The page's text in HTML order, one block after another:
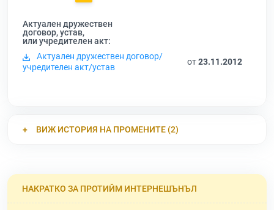
Актуален дружествен
договор, устав,
или учредителен акт:
Актуален дружествен договор/
учредителен акт/устав
от23.11.2012
ВИЖ ИСТОРИЯ НА ПРОМЕНИТЕ (2)
НАКРАТКО ЗА ПРОТИЙМ ИНТЕРНЕШЪНЪЛ